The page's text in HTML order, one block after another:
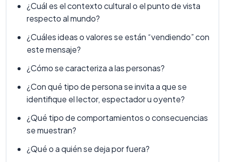
¿Cuál es el contexto cultural o el punto de vista
respecto al mundo?
¿Cuáles ideas o valores se están “vendiendo” con
este mensaje?
¿Cómo se caracteriza a las personas?
¿Con qué tipo de persona se invita a que se
identifique el lector, espectador u oyente?
¿Qué tipo de comportamientos o consecuencias
se muestran?
¿Qué o a quién se deja por fuera?